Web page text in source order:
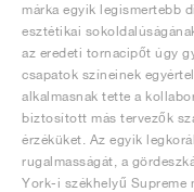
márka egyik legismertebb
esztétikai
az eredeti tornacipőt úgy
csapatok színeinek
alkalmasnak tette a
biztosított más tervezők
érzéküket. Az egyik
rugalmasságát, a
York-i székhelyű Supreme